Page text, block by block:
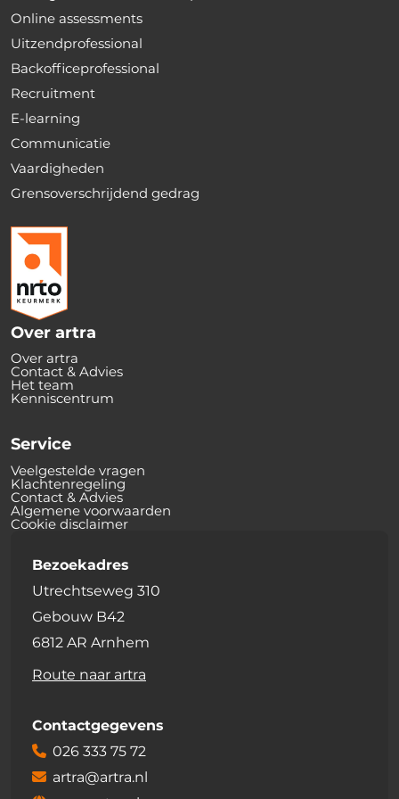
Online assessments
Uitzendprofessional
Backofficeprofessional
Recruitment
E-learning
Communicatie
Vaardigheden
Grensoverschrijdend gedrag
Over artra
Over artra
Contact & Advies
Het team
Kenniscentrum
Service
Veelgestelde vragen
Klachtenregeling
Contact & Advies
Algemene voorwaarden
Cookie disclaimer
Bezoekadres
Utrechtseweg 310
Gebouw B42
6812 AR Arnhem
Route naar artra
Contactgegevens
026 333 75 72
artra@artra.nl